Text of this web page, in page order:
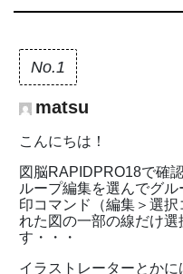
No.1
matsu
こんにちは！
図脳RAPIDPRO18で確
ループ編集を選んでグ
印コマンド（編集＞選
れた図の一部の線だけ
す・・・
イラストレーターとか